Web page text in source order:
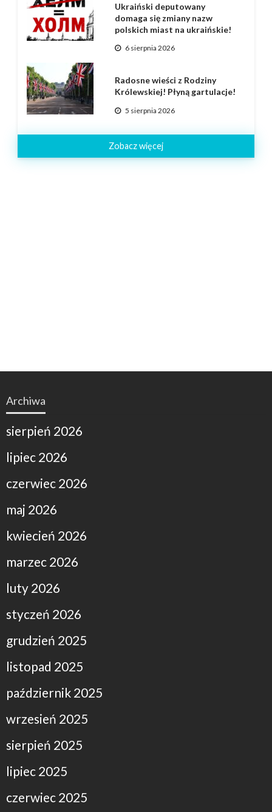
Ukraiński deputowany
domaga się zmiany nazw
polskich miast na ukraińskie!
6 sierpnia 2026
Radosne wieści z Rodziny
Królewskiej! Płyną gartulacje!
5 sierpnia 2026
Zobacz więcej
Archiwa
sierpień 2026
lipiec 2026
czerwiec 2026
maj 2026
kwiecień 2026
marzec 2026
luty 2026
styczeń 2026
grudzień 2025
listopad 2025
październik 2025
wrzesień 2025
sierpień 2025
lipiec 2025
czerwiec 2025